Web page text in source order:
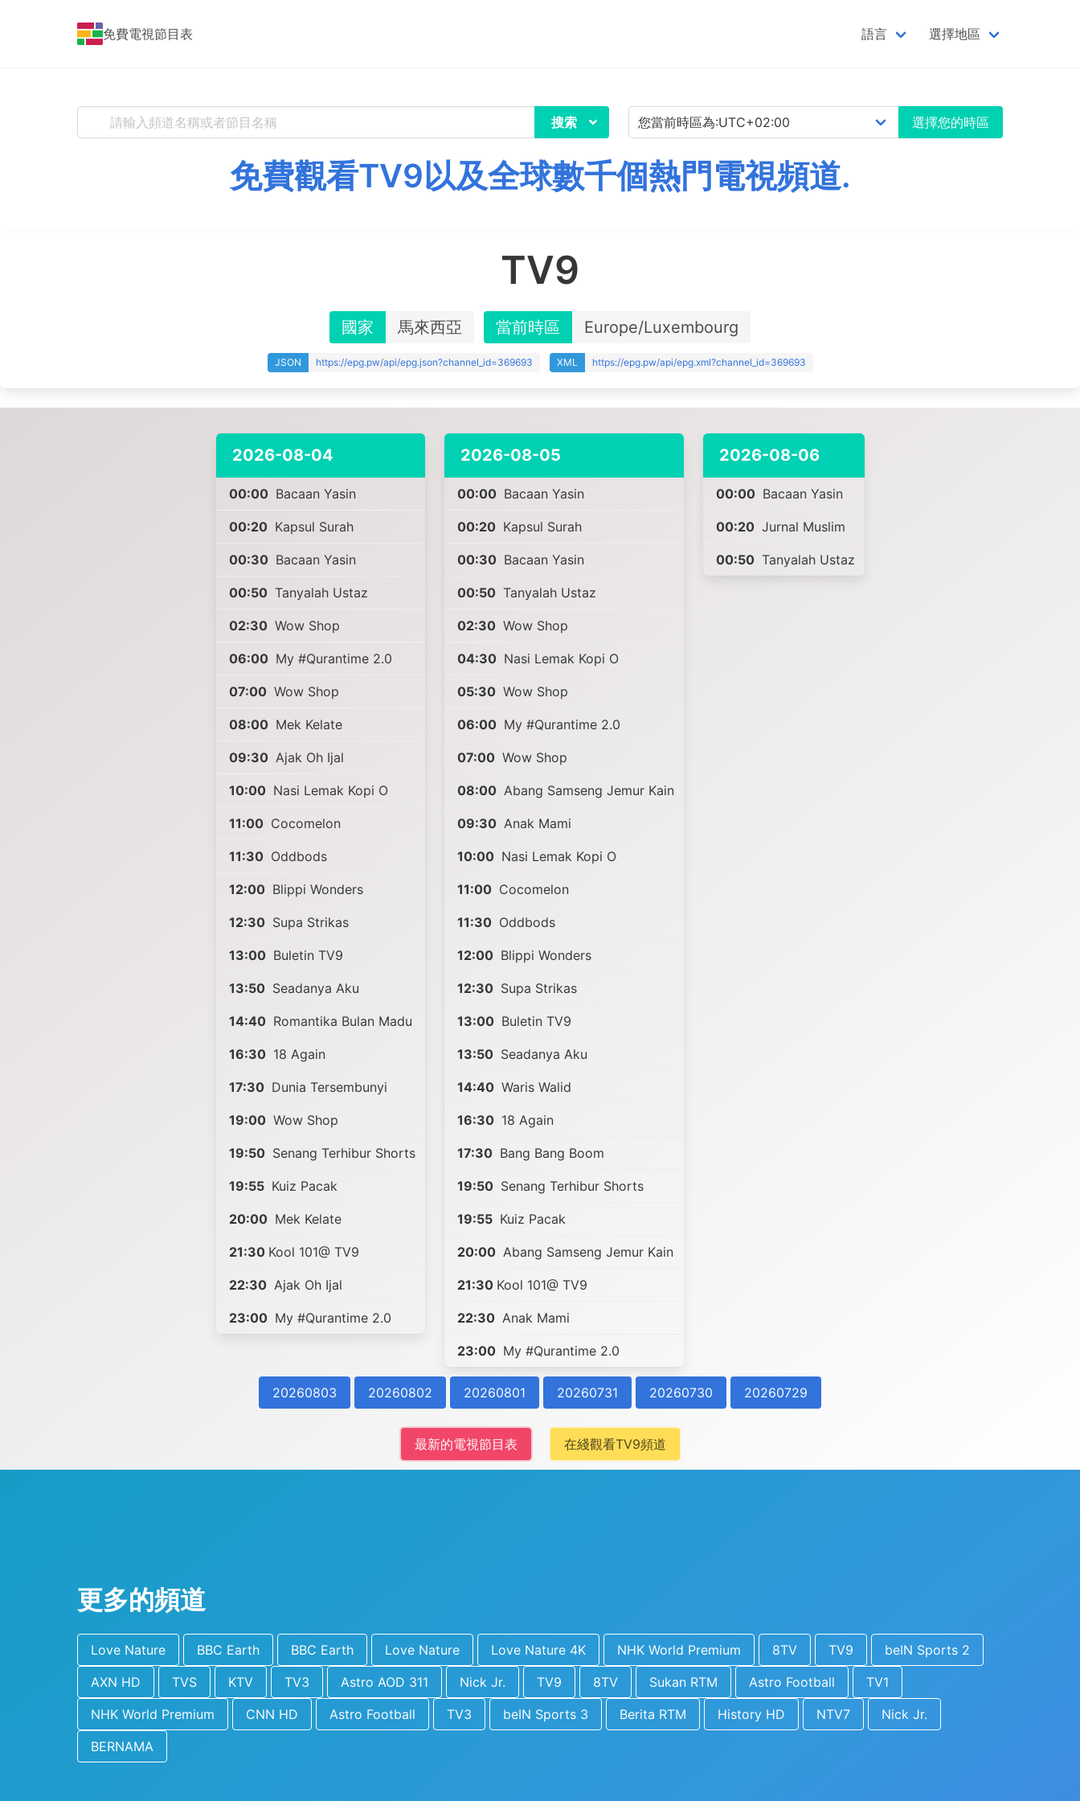
免費電視節目表 語言 選擇地區
搜索 選擇您的時區
免費觀看TV9以及全球數千個熱門電視頻道.
TV9
國家 馬來西亞 當前時區 Europe/Luxembourg
JSON https://epg.pw/api/epg.json?channel_id=369693 XML https://epg.pw/api/epg.xml?channel_id=369693
2026-08-04
00:00 Bacaan Yasin
00:20 Kapsul Surah
00:30 Bacaan Yasin
00:50 Tanyalah Ustaz
02:30 Wow Shop
06:00 My #Qurantime 2.0
07:00 Wow Shop
08:00 Mek Kelate
09:30 Ajak Oh Ijal
10:00 Nasi Lemak Kopi O
11:00 Cocomelon
11:30 Oddbods
12:00 Blippi Wonders
12:30 Supa Strikas
13:00 Buletin TV9
13:50 Seadanya Aku
14:40 Romantika Bulan Madu
16:30 18 Again
17:30 Dunia Tersembunyi
19:00 Wow Shop
19:50 Senang Terhibur Shorts
19:55 Kuiz Pacak
20:00 Mek Kelate
21:30 Kool 101@ TV9
22:30 Ajak Oh Ijal
23:00 My #Qurantime 2.0
2026-08-05
00:00 Bacaan Yasin
00:20 Kapsul Surah
00:30 Bacaan Yasin
00:50 Tanyalah Ustaz
02:30 Wow Shop
04:30 Nasi Lemak Kopi O
05:30 Wow Shop
06:00 My #Qurantime 2.0
07:00 Wow Shop
08:00 Abang Samseng Jemur Kain
09:30 Anak Mami
10:00 Nasi Lemak Kopi O
11:00 Cocomelon
11:30 Oddbods
12:00 Blippi Wonders
12:30 Supa Strikas
13:00 Buletin TV9
13:50 Seadanya Aku
14:40 Waris Walid
16:30 18 Again
17:30 Bang Bang Boom
19:50 Senang Terhibur Shorts
19:55 Kuiz Pacak
20:00 Abang Samseng Jemur Kain
21:30 Kool 101@ TV9
22:30 Anak Mami
23:00 My #Qurantime 2.0
2026-08-06
00:00 Bacaan Yasin
00:20 Jurnal Muslim
00:50 Tanyalah Ustaz
20260803 20260802 20260801 20260731 20260730 20260729
最新的電視節目表 在綫觀看TV9頻道
更多的頻道
Love Nature BBC Earth BBC Earth Love Nature Love Nature 4K NHK World Premium 8TV TV9
beIN Sports 2
AXN HD
TVS KTV TV3 Astro AOD 311 Nick Jr. TV9 8TV Sukan RTM Astro Football
TV1
NHK World Premium
CNN HD Astro Football TV3 beIN Sports 3 Berita RTM History HD NTV7
Nick Jr.
BERNAMA